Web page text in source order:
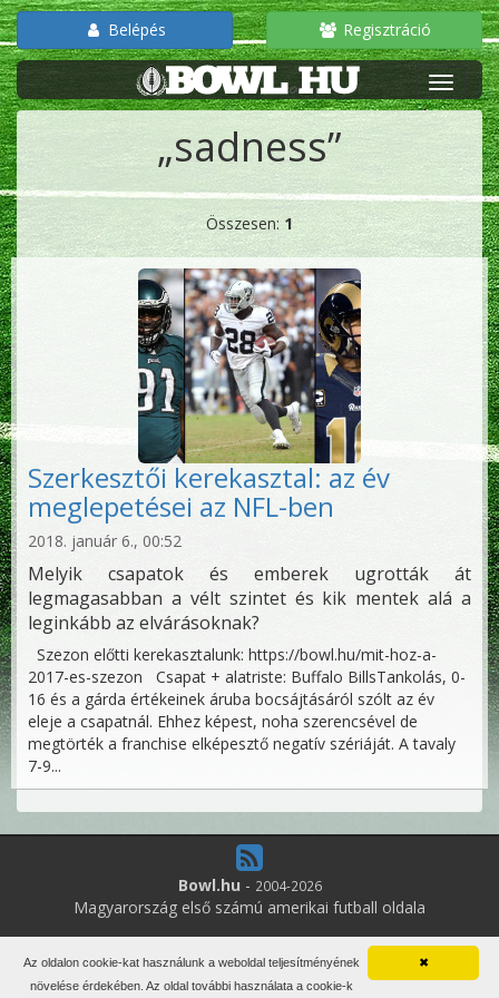
Belépés Regisztráció
„sadness”
Összesen: 1
Szerkesztői kerekasztal: az év
meglepetései az NFL-ben
2018. január 6., 00:52
Melyik csapatok és emberek ugrották át
legmagasabban a vélt szintet és kik mentek alá a
leginkább az elvárásoknak?
Szezon előtti kerekasztalunk: https://bowl.hu/mit-hoz-a-
2017-es-szezon Csapat + alatriste: Buffalo BillsTankolás, 0-
16 és a gárda értékeinek áruba bocsájtásáról szólt az év
eleje a csapatnál. Ehhez képest, noha szerencsével de
megtörték a franchise elképesztő negatív szériáját. A tavaly
7-9...
Bowl.hu - 2004-2026
Magyarország első számú amerikai futball oldala
1
online felhasználó
Minden jog fenntartva. Írott anyagok újraközlése csak a szerző
✖
Az oldalon cookie-kat használunk a weboldal teljesítményének
növelése érdekében. Az oldal további használata a cookie-k